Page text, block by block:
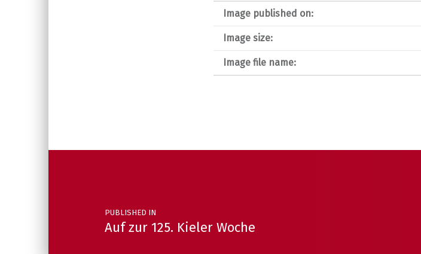
Image published on:
Image size:
Image file name:
Post navigation
PUBLISHED IN
Auf zur 125. Kieler Woche